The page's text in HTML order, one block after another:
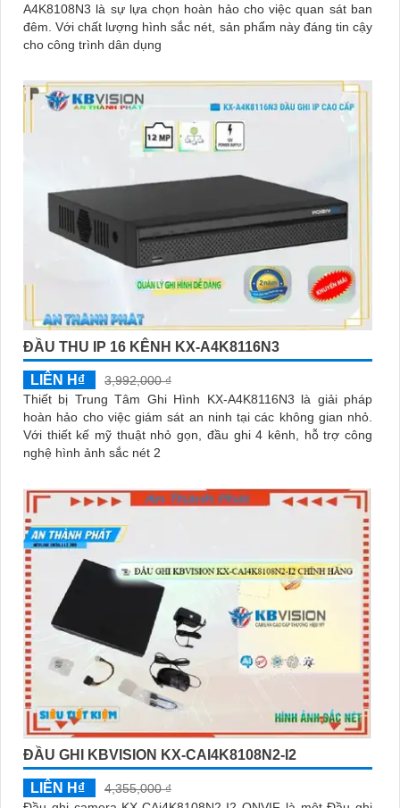
A4K8108N3 là sự lựa chọn hoàn hảo cho việc quan sát ban
đêm. Với chất lượng hình sắc nét, sản phẩm này đáng tin cậy
cho công trình dân dụng
ĐẦU THU IP 16 KÊNH KX-A4K8116N3
LIÊN H₫
3,992,000 ₫
Thiết bị Trung Tâm Ghi Hình KX-A4K8116N3 là giải pháp
hoàn hảo cho việc giám sát an ninh tại các không gian nhỏ.
Với thiết kế mỹ thuật nhỏ gọn, đầu ghi 4 kênh, hỗ trợ công
nghệ hình ảnh sắc nét 2
ĐẦU GHI KBVISION KX-CAI4K8108N2-I2
LIÊN H₫
4,355,000 ₫